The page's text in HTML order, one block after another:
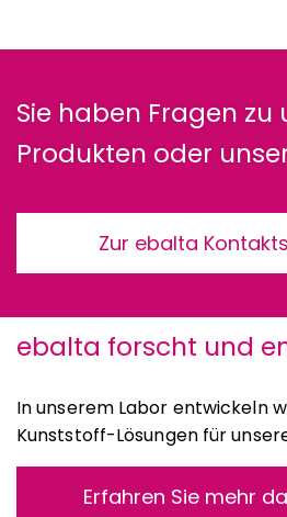
Sie haben Fragen zu
Produkten oder
Zur ebalta
ebalta forscht und
In unserem Labor entwickeln
Kunststoff-Lösungen für
Erfahren Sie mehr